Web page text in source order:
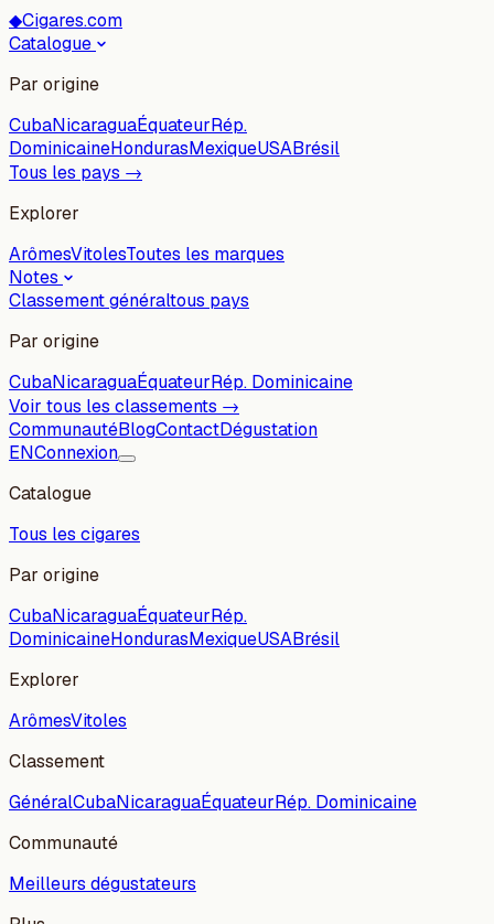
◆Cigares.com
Catalogue
Par origine
CubaNicaraguaÉquateurRép.
DominicaineHondurasMexiqueUSABrésil
Tous les pays →
Explorer
ArômesVitolesToutes les marques
Notes
Classement généraltous pays
Par origine
CubaNicaraguaÉquateurRép. Dominicaine
Voir tous les classements →
CommunautéBlogContactDégustation
ENConnexion
Catalogue
Tous les cigares
Par origine
CubaNicaraguaÉquateurRép.
DominicaineHondurasMexiqueUSABrésil
Explorer
ArômesVitoles
Classement
GénéralCubaNicaraguaÉquateurRép. Dominicaine
Communauté
Meilleurs dégustateurs